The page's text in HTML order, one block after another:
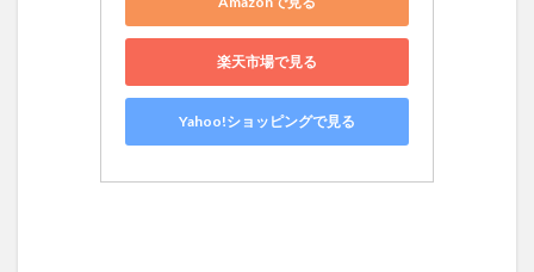
楽天市場で見る
Yahoo!ショッピングで見る